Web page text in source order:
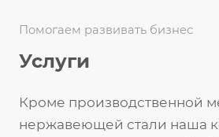
Помогаем развивать бизнес
Услуги
Кроме производственной
нержавеющей стали наша